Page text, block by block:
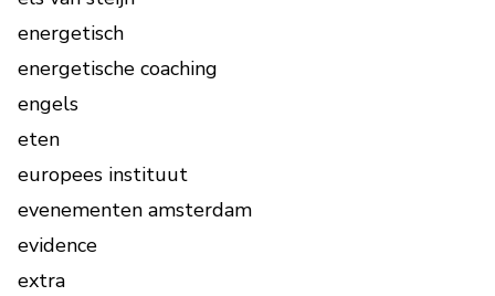
energetisch
energetische coaching
engels
eten
europees instituut
evenementen amsterdam
evidence
extra